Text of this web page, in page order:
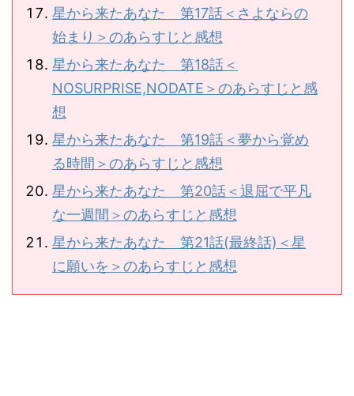
星から来たあなた 第17話＜さよならの
始まり＞のあらすじと感想
星から来たあなた 第18話＜
NOSURPRISE,NODATE＞のあらすじと感
想
星から来たあなた 第19話＜夢から覚め
る時間＞のあらすじと感想
星から来たあなた 第20話＜退屈で平凡
な一週間＞のあらすじと感想
星から来たあなた 第21話(最終話)＜星
に願いを＞のあらすじと感想